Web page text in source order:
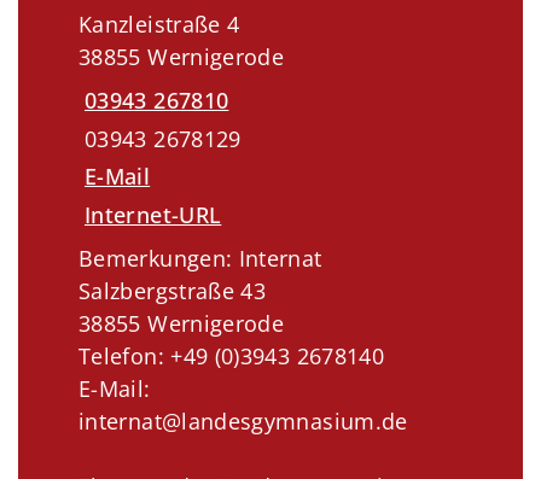
Kanzleistraße 4
38855 Wernigerode
03943 267810
03943 2678129
E-Mail
Internet-URL
Bemerkungen: Internat
Salzbergstraße 43
38855 Wernigerode
Telefon: +49 (0)3943 2678140
E-Mail:
internat@landesgymnasium.de